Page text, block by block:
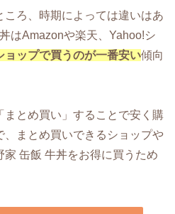
ころ、時期によっては違いはあ
はAmazonや楽天、Yahoo!シ
ョップで買うのが一番安い傾向
まとめ買い」することで安く購
、まとめ買いできるショップや
缶飯 牛丼をお得に買うため